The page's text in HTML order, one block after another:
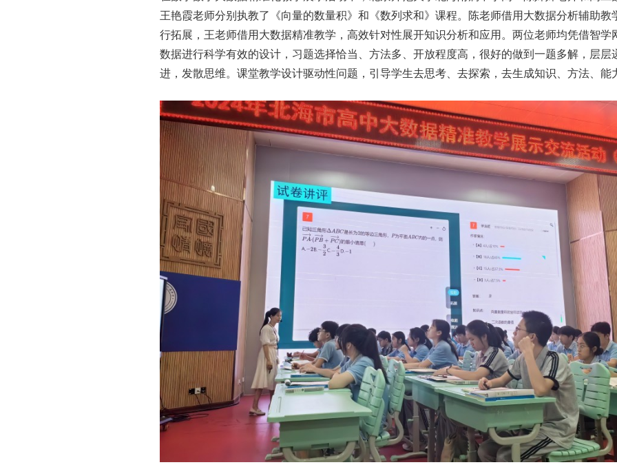
王艳霞老师分别执教了《向量的数量积》和《数列求和》课程。陈老师借用大数据分析辅助教
行拓展，王老师借用大数据精准教学，高效针对性展开知识分析和应用。两位老师均凭借智学
数据进行科学有效的设计，习题选择恰当、方法多、开放程度高，很好的做到一题多解，层层
进，发散思维。课堂教学设计驱动性问题，引导学生去思考、去探索，去生成知识、方法、能